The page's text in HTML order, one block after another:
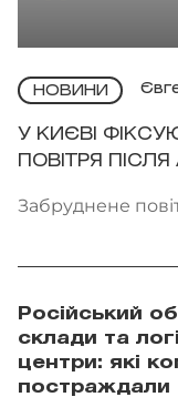
НОВИНИ
У КИЄВІ
ПОВІТРЯ
Забруднене
Російський
склади та
центри: які
постраждали